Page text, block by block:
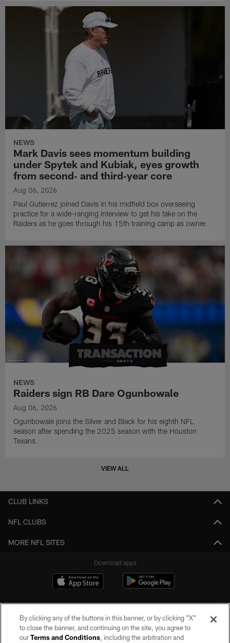
NEWS
Mark Davis sees momentum building
under Spytek and Kubiak, eyes growth
from second‑ and third‑year core
Aug 06, 2026
Paul Gutierrez joined Davis in his midfield box overseeing
practice for a wide-ranging interview to get his take on the
Raiders as he goes through his 15th training camp as owner.
NEWS
Raiders sign RB Dare Ogunbowale
Aug 06, 2026
Ogunbowale joins the Silver and Black for his eighth NFL
season after spending the 2025 season with the Houston
Texans.
VIEW ALL
CLUB LINKS
NFL CLUBS
MORE NFL SITES
Download apps
By clicking any of the buttons in this banner, or by clicking "X"
to close the banner, and continuing on the site, you agree to
ourTerms and Conditions, including the arbitration and